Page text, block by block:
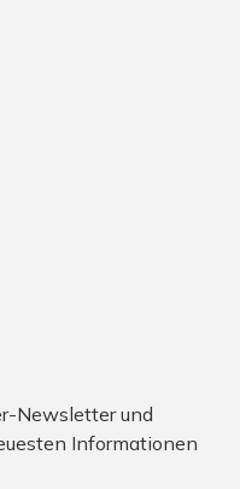
Newsletter und
Informationen